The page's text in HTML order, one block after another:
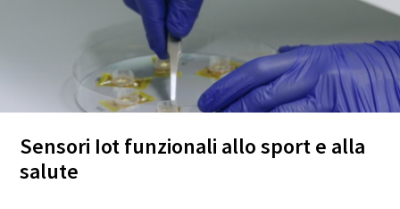
Sensori Iot funzionali allo sport e alla
salute